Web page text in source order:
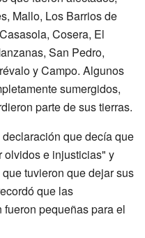
Mallo, Los Barrios de
Cosera, El
San Pedro,
y Campo. Algunos
sumergidos,
parte de sus tierras.
que decía que
olvidos e injusticias" y
tuvieron que dejar sus
que las
pequeñas para el